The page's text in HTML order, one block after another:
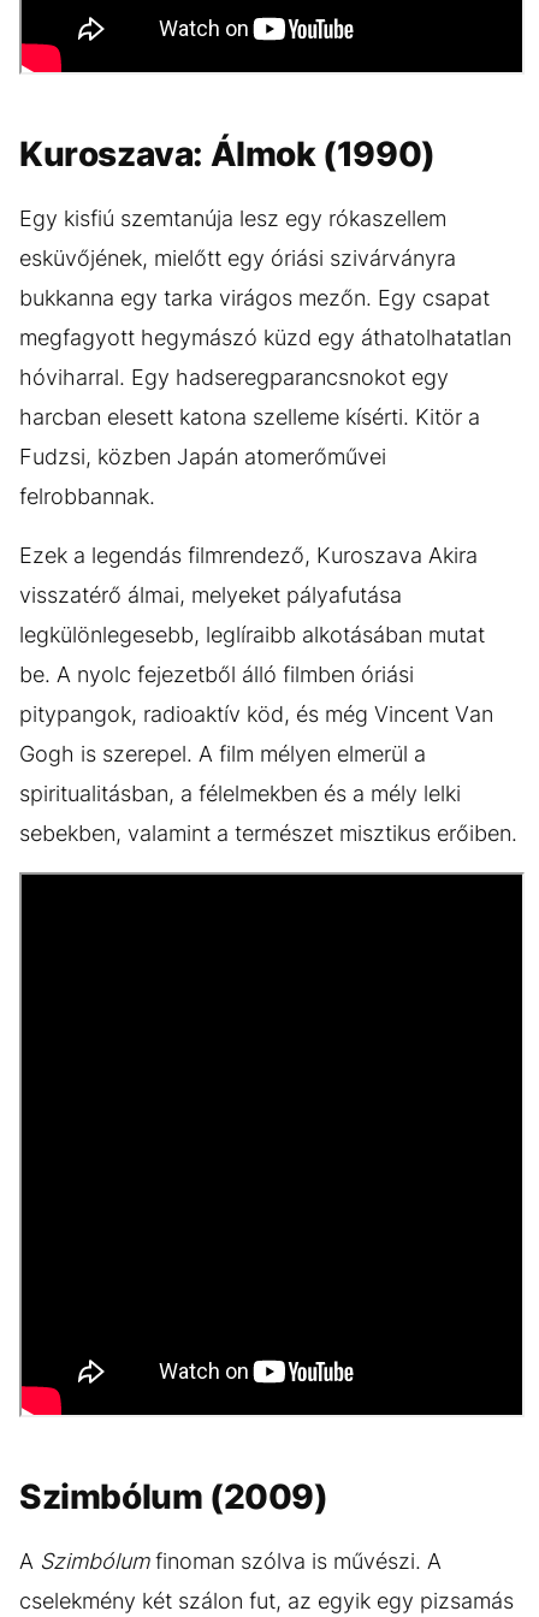
Kuroszava: Álmok (1990)
Egy kisfiú szemtanúja lesz egy rókaszellem
esküvőjének, mielőtt egy óriási szivárványra
bukkanna egy tarka virágos mezőn. Egy csapat
megfagyott hegymászó küzd egy áthatolhatatlan
hóviharral. Egy hadseregparancsnokot egy
harcban elesett katona szelleme kísérti. Kitör a
Fudzsi, közben Japán atomerőművei
felrobbannak.
Ezek a legendás filmrendező, Kuroszava Akira
visszatérő álmai, melyeket pályafutása
legkülönlegesebb, leglíraibb alkotásában mutat
be. A nyolc fejezetből álló filmben óriási
pitypangok, radioaktív köd, és még Vincent Van
Gogh is szerepel. A film mélyen elmerül a
spiritualitásban, a félelmekben és a mély lelki
sebekben, valamint a természet misztikus erőiben.
Szimbólum (2009)
A Szimbólumfinoman szólva is művészi. A
cselekmény két szálon fut, az egyik egy pizsamás